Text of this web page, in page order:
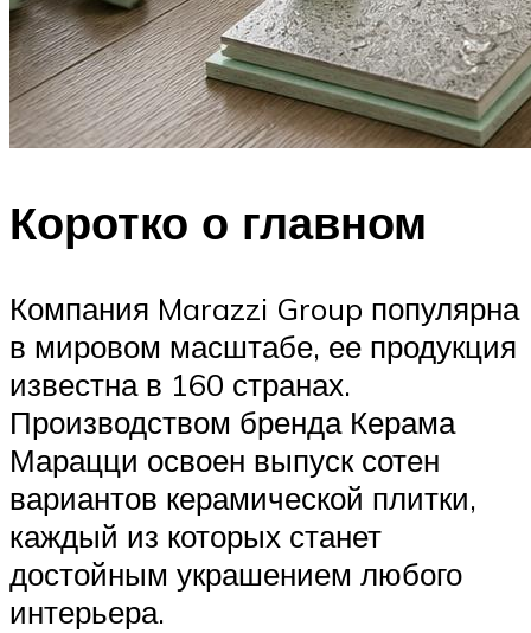
Коротко о главном
Компания Marazzi Group популярна
в мировом масштабе, ее продукция
известна в 160 странах.
Производством бренда Керама
Марацци освоен выпуск сотен
вариантов керамической плитки,
каждый из которых станет
достойным украшением любого
интерьера.